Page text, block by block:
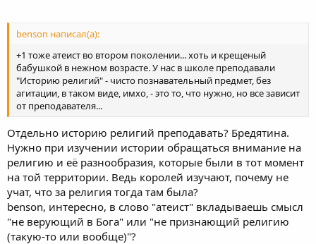
benson написал(а):
+1 тоже атеист во втором поколении... хоть и крещеный
бабушкой в нежном возрасте. У нас в школе преподавали
"Историю религий" - чисто познавательный предмет, без
агитации, в таком виде, имхо, - это то, что нужно, но все зависит
от преподавателя...
Отдельно историю религий преподавать? Бредятина.
Нужно при изучении истории обращаться внимание на
религию и её разнообразия, которые были в тот момент
на той территории. Ведь королей изучают, почему не
учат, что за религия тогда там была?
benson, интересно, в слово "атеист" вкладываешь смысл
"не верующий в Бога" или "не признающий религию
(такую-то или вообще)"?